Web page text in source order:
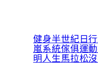
健身半世紀日
嵐系統傢俱運
明人生馬拉松